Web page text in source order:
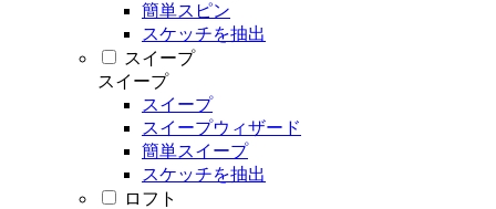
簡単スピン
スケッチを抽出
スイープ
スイープ
スイープ
スイープウィザード
簡単スイープ
スケッチを抽出
ロフト